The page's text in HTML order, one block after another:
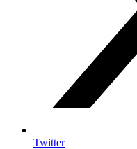
Twitter